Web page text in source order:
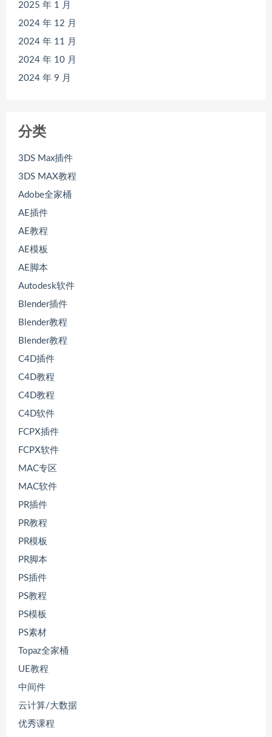
2025 年 1 月
2024 年 12 月
2024 年 11 月
2024 年 10 月
2024 年 9 月
分类
3DS Max插件
3DS MAX教程
Adobe全家桶
AE插件
AE教程
AE模板
AE脚本
Autodesk软件
Blender插件
Blender教程
Blender教程
C4D插件
C4D教程
C4D教程
C4D软件
FCPX插件
FCPX软件
MAC专区
MAC软件
PR插件
PR教程
PR模板
PR脚本
PS插件
PS教程
PS模板
PS素材
Topaz全家桶
UE教程
中间件
云计算/大数据
优秀课程